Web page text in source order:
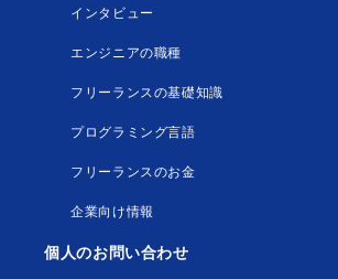
インタビュー
エンジニアの職種
フリーランスの基礎知識
プログラミング言語
フリーランスのお金
企業向け情報
個人のお問い合わせ